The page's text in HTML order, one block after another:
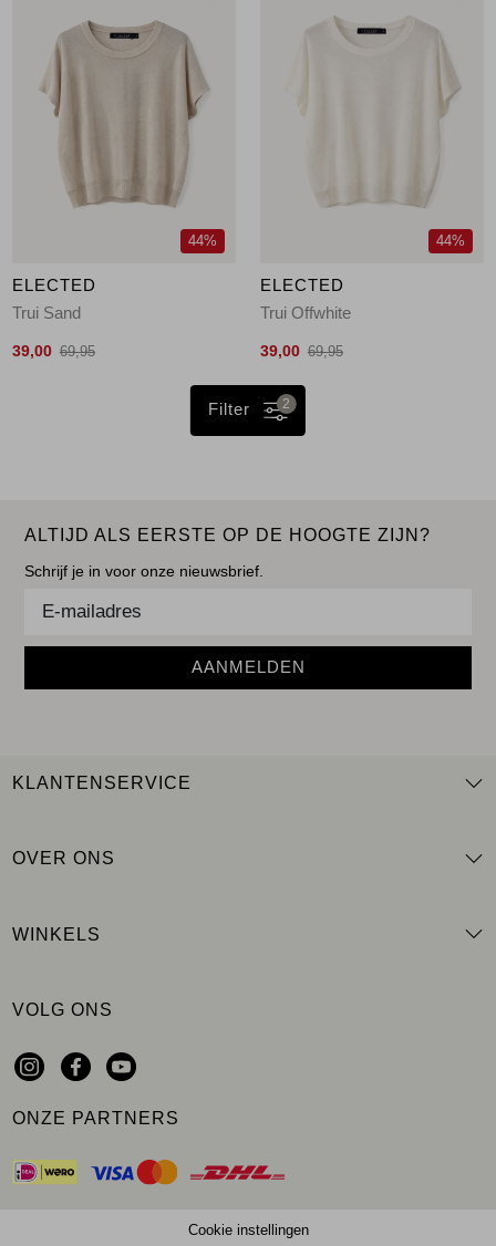
44%
ELECTED
Trui Sand
39,00 69,95
44%
ELECTED
Trui Offwhite
39,00 69,95
2
Filter
ALTIJD ALS EERSTE OP DE HOOGTE ZIJN?
Schrijf je in voor onze nieuwsbrief.
AANMELDEN
KLANTENSERVICE
OVER ONS
WINKELS
VOLG ONS
ONZE PARTNERS
Cookie instellingen